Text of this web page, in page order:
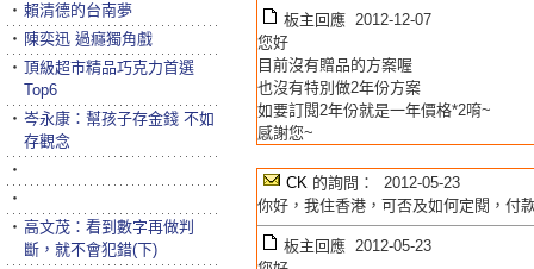
板主回應 2012-12-07
您好
目前沒有贈品的方案喔
也沒有特別做2年份方案
如要訂閱2年份就是一年價格*2唷~
感謝您~
CK 的詢問： 2012-05-23
你好，我住香港，可否及如何定閱，付
板主回應 2012-05-23
‧ 賴清德的台南夢
‧ 陳奕迅 過癮獨角戲
‧ 頂級超市精品巧克力首選
Top6
‧ 岑永康：幫孩子存金錢 不如
存觀念
‧
‧
‧ 高文茂：看到數字再做判
斷，就不會犯錯(下)